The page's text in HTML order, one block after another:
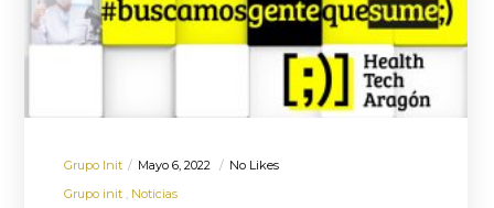
Grupo Init Mayo 6, 2022
No Likes
Grupo init
Noticias